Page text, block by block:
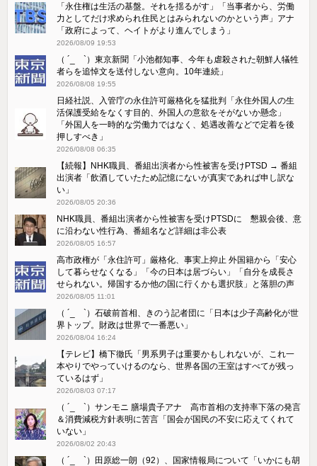
「永住権は生活の基盤。それを揺るがす」「当事者から、労働
力としてだけ求められ住民とはみられないのかという声」アナ
「政府によって、ヘイトがより進んでしまう」
2026/08/09 19:53
（ ´_ゝ`）東京新聞「小池都知事、今年も虐殺された朝鮮人犠牲
者らを追悼文を送付しない意向。10年連続」
2026/08/08 19:55
日経社説、入管庁の永住許可厳格化を猛批判「永住外国人の生
活保護受給をなくす目的、外国人の意欲をそがないか懸念」
「外国人を一時的な労働力ではなく、処遇改善などで定着を後
押しすべき」
2026/08/08 06:35
【続報】NHK職員、番組出演者から性被害を受けPTSD → 番組
出演者「飲酒していたため記憶にないが真実であれば申し訳な
い」
2026/08/05 20:36
NHK職員、番組出演者から性被害を受けPTSDに 懇親会後、意
に沿わない性行為、番組名など詳細は非公表
2026/08/05 16:57
高市政権が「永住許可」厳格化、事実上抑止 外国籍から「安心
して暮らせなくなる」「今の日本は居づらい」「自分を成長さ
せられない。帰国するか他の国に行くかも選択肢」と落胆の声
2026/08/05 11:01
（ ´_ゝ`）石破前首相、きのう記者団に「日本は少子高齢化が世
界トップ。財政は世界で一番悪い」
2026/08/04 16:24
【テレビ】橋下徹氏「男系男子は重要かもしれないが、これ一
本やりでやっていけるのなら、世界各国の王室はすべてが残っ
ているはず」
2026/08/03 07:17
（ ´_ゝ`）サンモニ 膳場貴子アナ 高市首相の支持率下落の発言
＆消費減税方針表明に苦言「国会が国民の不安に応えてくれて
いない」
2026/08/02 20:43
（ ´_ゝ`）田原総一朗（92）、国家情報局について「いかにも胡